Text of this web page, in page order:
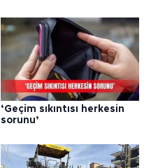
‘Geçim sıkıntısı herkesin
sorunu’